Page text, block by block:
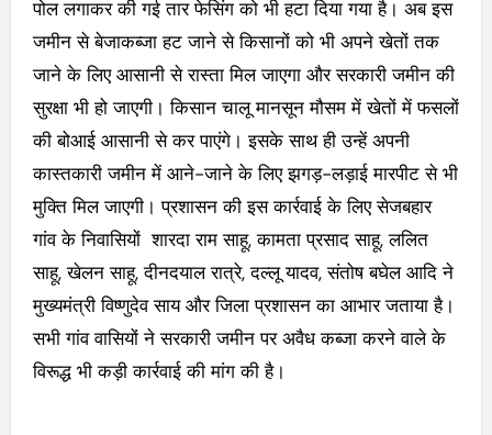
पोल लगाकर की गई तार फेसिंग को भी हटा दिया गया है। अब इस
जमीन से बेजाकब्जा हट जाने से किसानों को भी अपने खेतों तक
जाने के लिए आसानी से रास्ता मिल जाएगा और सरकारी जमीन की
सुरक्षा भी हो जाएगी। किसान चालू मानसून मौसम में खेतों में फसलों
की बोआई आसानी से कर पाएंगे। इसके साथ ही उन्हें अपनी
कास्तकारी जमीन में आने-जाने के लिए झगड़-लड़ाई मारपीट से भी
मुक्ति मिल जाएगी। प्रशासन की इस कार्रवाई के लिए सेजबहार
गांव के निवासियों शारदा राम साहू, कामता प्रसाद साहू, ललित
साहू, खेलन साहू, दीनदयाल रात्रे, दल्लू यादव, संतोष बघेल आदि ने
मुख्यमंत्री विष्णुदेव साय और जिला प्रशासन का आभार जताया है।
सभी गांव वासियों ने सरकारी जमीन पर अवैध कब्जा करने वाले के
विरूद्ध भी कड़ी कार्रवाई की मांग की है।